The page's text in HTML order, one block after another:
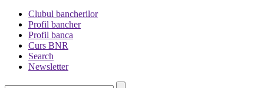
Clubul bancherilor
Profil bancher
Profil banca
Curs BNR
Search
Newsletter